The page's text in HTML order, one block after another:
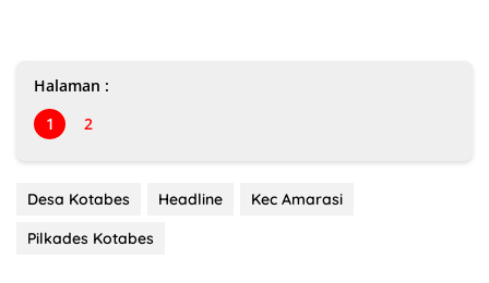
Halaman :
1
2
Desa Kotabes Headline
Kec Amarasi
Pilkades Kotabes